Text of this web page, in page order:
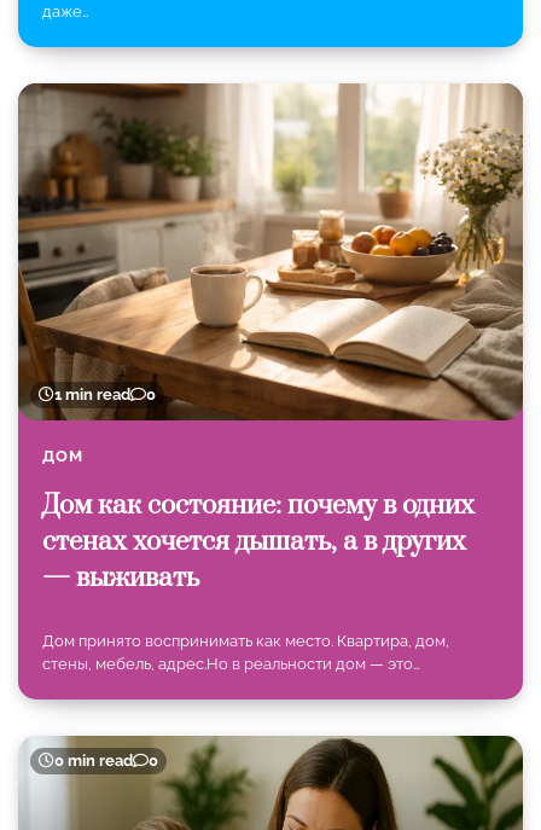
даже…
1 min read 0
ДОМ
Дом как состояние: почему в одних
стенах хочется дышать, а в других
— выживать
Дом принято воспринимать как место. Квартира, дом,
стены, мебель, адрес.Но в реальности дом — это…
0 min read 0